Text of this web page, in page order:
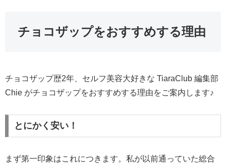
チョコザップをおすすめする理由
チョコザップ歴2年、セルフ美容大好きな TiaraClub 編集部
Chie がチョコザップをおすすめする理由をご案内します♪
とにかく安い！
まず第一印象はこれにつきます。私が以前通っていた総合